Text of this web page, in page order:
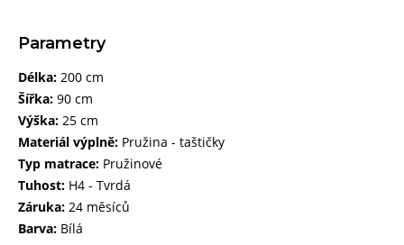
Parametry
Délka: 200 cm
Šířka: 90 cm
Výška: 25 cm
Materiál výplně: Pružina - taštičky
Typ matrace: Pružinové
Tuhost: H4 - Tvrdá
Záruka: 24 měsíců
Barva: Bílá